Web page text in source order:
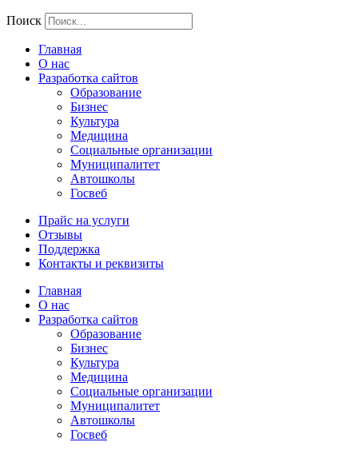
Поиск
Главная
О нас
Разработка сайтов
Образование
Бизнес
Культура
Медицина
Социальные организации
Муниципалитет
Автошколы
Госвеб
Прайс на услуги
Отзывы
Поддержка
Контакты и реквизиты
Главная
О нас
Разработка сайтов
Образование
Бизнес
Культура
Медицина
Социальные организации
Муниципалитет
Автошколы
Госвеб